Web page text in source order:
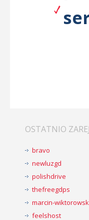
OSTATNIO
bravo
newluzgd
polishdrive
thefreegdps
marcin-
feelshost